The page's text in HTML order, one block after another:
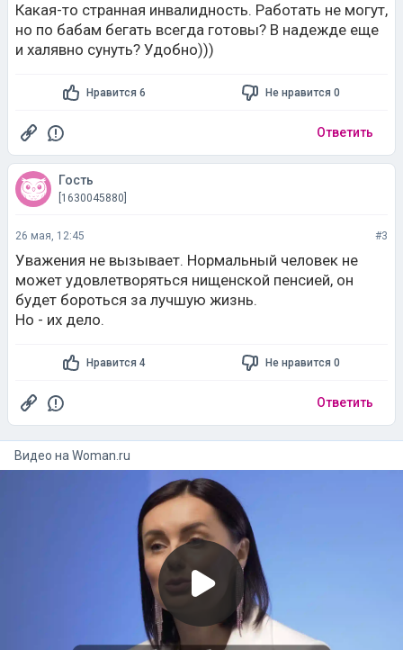
Какая-то странная инвалидность. Работать не могут,
но по бабам бегать всегда готовы? В надежде еще
и халявно сунуть? Удобно)))
Нравится 6 Не нравится 0
Ответить
Гость
[1630045880]
26 мая, 12:45 #3
Уважения не вызывает. Нормальный человек не
может удовлетворяться нищенской пенсией, он
будет бороться за лучшую жизнь.
Но - их дело.
Нравится 4 Не нравится 0
Ответить
Видео на woman.ru